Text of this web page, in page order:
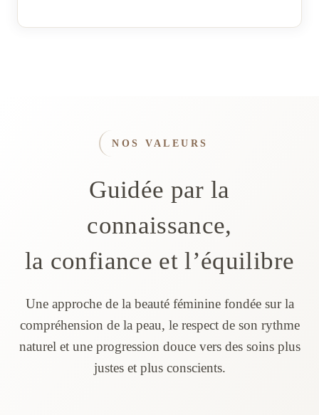
NOS VALEURS
Guidée par la
connaissance,
la confiance et l’équilibre
Une approche de la beauté féminine fondée sur la
compréhension de la peau, le respect de son rythme
naturel et une progression douce vers des soins plus
justes et plus conscients.